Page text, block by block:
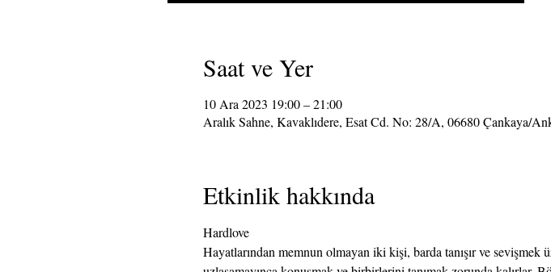
Saat ve Yer
10 Ara 2023 19:00 – 21:00
Aralık Sahne, Kavaklıdere, Esat Cd. No: 28/A, 06680 Çankaya/
Etkinlik hakkında
Hardlove
Hayatlarından memnun olmayan iki kişi, barda tanışır ve sevişmek